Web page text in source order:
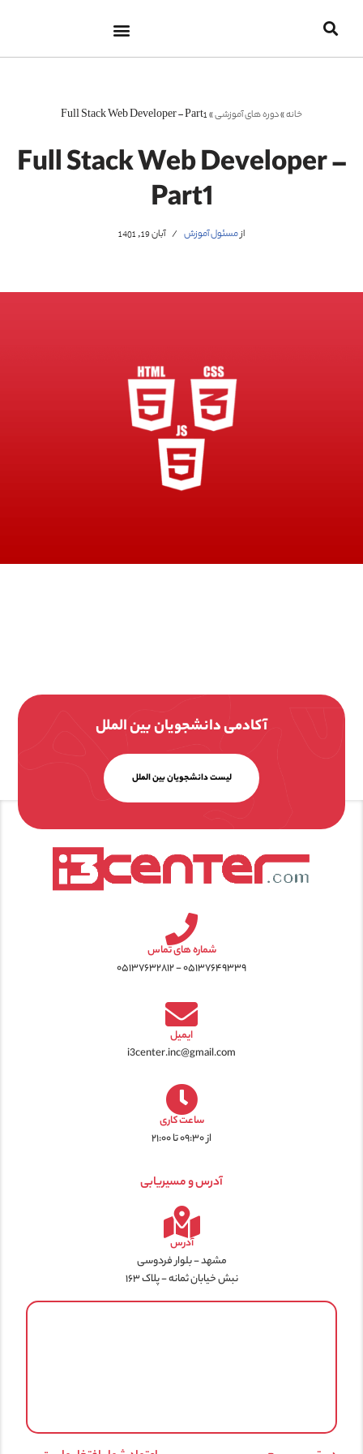
به
خانه»دوره های آموزشی»
Full Stack Web Developer – Part1
Full Stack Web Developer –
Part1
ازمسئول آموزش آبان 19, 1401
آکادمی دانشجویان بین الملل
لیست دانشجویان بین الملل
شماره های تماس
۰۵۱۳۷۶۴۹۳۳۹ - ۰۵۱۳۷۶۳۲۸۱۲
ایمیل
i3center.inc@gmail.com
ساعت کاری
از ۰۹:۳۰ تا ۲۱:۰۰
آدرس و مسیریابی
آدرس
مشهد - بلوار فردوسی
نبش خیابان ثمانه - پلاک ۱۶۳